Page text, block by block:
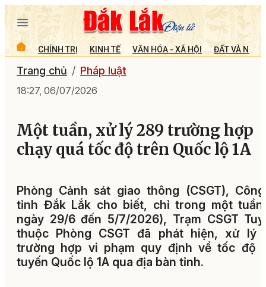
CHÍNH TRỊ KINH TẾ VĂN HÓA - XÃ HỘI ĐẤT VÀ
Trang chủ Pháp luật
18:27, 06/07/2026
Một tuần, xử lý 289 trường hợp
chạy quá tốc độ trên Quốc lộ 1A
Phòng Cảnh sát giao thông (CSGT),
tỉnh Đắk Lắk cho biết, chỉ trong một
ngày 29/6 đến 5/7/2026), Trạm CSGT
thuộc Phòng CSGT đã phát hiện, xử lý
trường hợp vi phạm quy định về tốc độ
tuyến Quốc lộ 1A qua địa bàn tỉnh.